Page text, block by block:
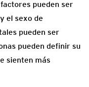
pueden ser
el sexo de
pueden ser
pueden definir su
sienten más